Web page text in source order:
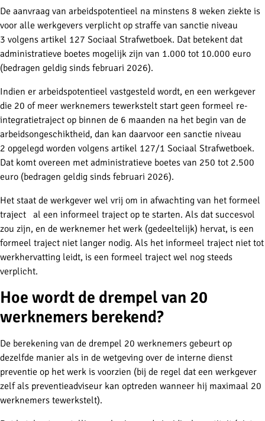
De aanvraag van arbeidspotentieel na minstens 8 weken ziekte is
voor alle werkgevers verplicht op straffe van sanctie niveau
3 volgens artikel 127 Sociaal Strafwetboek. Dat betekent dat
administratieve boetes mogelijk zijn van 1.000 tot 10.000 euro
(bedragen geldig sinds februari 2026).
Indien er arbeidspotentieel vastgesteld wordt, en een werkgever
die 20 of meer werknemers tewerkstelt start geen formeel re-
integratietraject op binnen de 6 maanden na het begin van de
arbeidsongeschiktheid, dan kan daarvoor een sanctie niveau
2 opgelegd worden volgens artikel 127/1 Sociaal Strafwetboek.
Dat komt overeen met administratieve boetes van 250 tot 2.500
euro (bedragen geldig sinds februari 2026).
Het staat de werkgever wel vrij om in afwachting van het formeel
traject al een informeel traject op te starten. Als dat succesvol
zou zijn, en de werknemer het werk (gedeeltelijk) hervat, is een
formeel traject niet langer nodig. Als het informeel traject niet tot
werkhervatting leidt, is een formeel traject wel nog steeds
verplicht.
Hoe wordt de drempel van 20
werknemers berekend?
De berekening van de drempel 20 werknemers gebeurt op
dezelfde manier als in de wetgeving over de interne dienst
preventie op het werk is voorzien (bij de regel dat een werkgever
zelf als preventieadviseur kan optreden wanneer hij maximaal 20
werknemers tewerkstelt).